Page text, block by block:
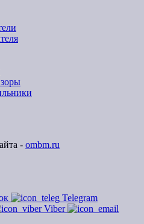
- ombm.ru
Telegram
Viber